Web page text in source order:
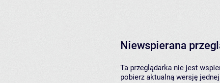
Niewspierana
Ta przeglądarka nie jest
pobierz aktualną wersję